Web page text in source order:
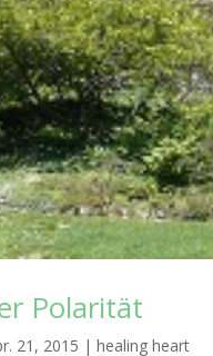
Polarität
21, 2015 | healing heart